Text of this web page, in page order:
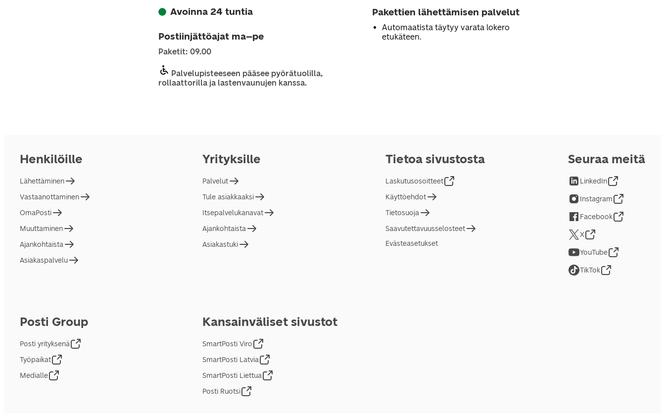
Avoinna 24 tuntia
Postiinjättöajat ma–pe
Paketit: 09.00
Palvelupisteeseen pääsee pyörätuolilla,
rollaattorilla ja lastenvaunujen kanssa.
Pakettien lähettämisen palvelut
Automaatista täytyy varata lokero
etukäteen.
Henkilöille
Lähettäminen
Vastaanottaminen
OmaPosti
Muuttaminen
Ajankohtaista
Asiakaspalvelu
Yrityksille
Palvelut
Tule asiakkaaksi
Itsepalvelukanavat
Ajankohtaista
Asiakastuki
Tietoa sivustosta
Laskutusosoitteet
Käyttöehdot
Tietosuoja
Saavutettavuusselosteet
Evästeasetukset
Posti Group
Posti yrityksenä
Työpaikat
Medialle
Kansainväliset sivustot
SmartPosti Viro
SmartPosti Latvia
SmartPosti Liettua
Posti Ruotsi
Seuraa meitä
LinkedIn
Instagram
Facebook
X
YouTube
TikTok